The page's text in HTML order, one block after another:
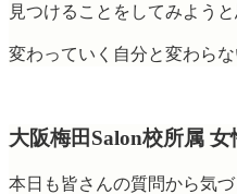
見つけることをしてみようと
変わっていく自分と変わら
大阪梅田Salon校所属 女
本日も皆さんの質問から気